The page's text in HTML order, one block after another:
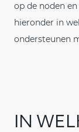
op de noden
hieronder in
ondersteunen
IN